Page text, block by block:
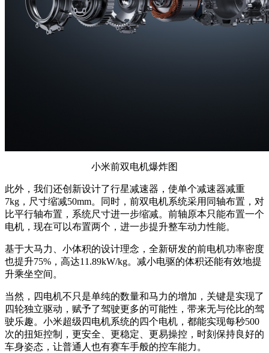
小米前双电机爆炸图
此外，我们还创新设计了行星减速器，使单个减速器减重
7kg，尺寸缩减50mm。同时，前双电机系统采用同轴布置，对
比平行轴布置，系统尺寸进一步缩减。前轴原本只能布置一个
电机，现在可以布置两个，进一步提升整车动力性能。
基于大马力、小体积的设计理念，全新研发的前电机功率密度
也提升75%，高达11.89kW/kg。减小电驱的体积还能有效地提
升乘坐空间。
当然，四电机不只是单纯的数量和马力的增加，关键是实现了
四轮独立驱动，赋予了驾驶更多的可能性，带来无与伦比的驾
驶乐趣。小米超级四电机系统的四个电机，都能实现每秒500
次的扭矩控制，更安全、更稳定、更易操控，时刻保持良好的
车身姿态，让普通人也有赛车手般的控车能力。